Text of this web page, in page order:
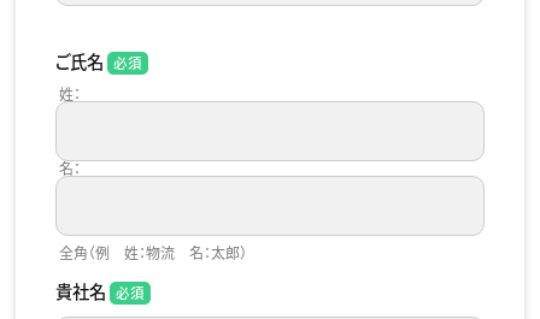
ご氏名
姓：
名：
全角（例 姓：物流 名：太郎）
貴社名